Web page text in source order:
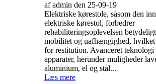
af admin den 25-09-19
Elektriske kørestole, såsom den
elektriske kørestol, forbedrer
rehabiliteringsoplevelsen
mobilitet og uafhængighed, hvilket
for restitution. Avanceret teknologi
apparater, herunder muligheder
aluminium, el og stål...
Læs mere